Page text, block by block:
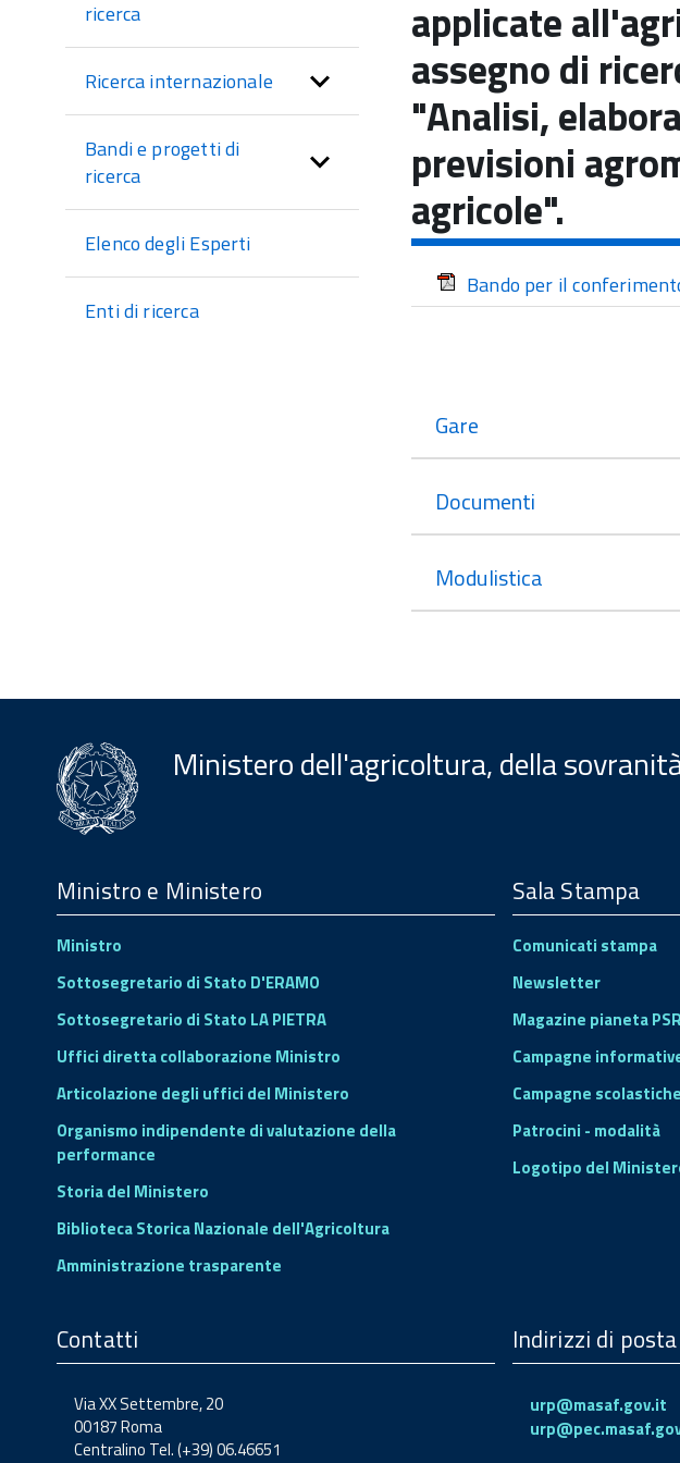
sezione
ricerca
Ricerca internazionale
Bandi e progetti di
ricerca
Elenco degli Esperti
Enti di ricerca
applicate
assegno di
"Analisi,
previsioni
agricole".
Bando per il
Gare
Documenti
Modulistica
Ministero dell'agricoltura, della
Menu
Footer
Ministro e Ministero
Ministro
Sottosegretario di Stato D'ERAMO
Sottosegretario di Stato LA PIETRA
Uffici diretta collaborazione Ministro
Articolazione degli uffici del Ministero
Organismo indipendente di valutazione della
performance
Storia del Ministero
Biblioteca Storica Nazionale dell'Agricoltura
Amministrazione trasparente
Sala Stampa
Comunicati stampa
Newsletter
Magazine pianeta PSR
Campagne
Campagne scolastiche
Patrocini - modalità
Logotipo del
Contatti
Via XX Settembre, 20
00187 Roma
Centralino Tel. (+39) 06.46651
Indirizzi di
urp@masaf.gov.it